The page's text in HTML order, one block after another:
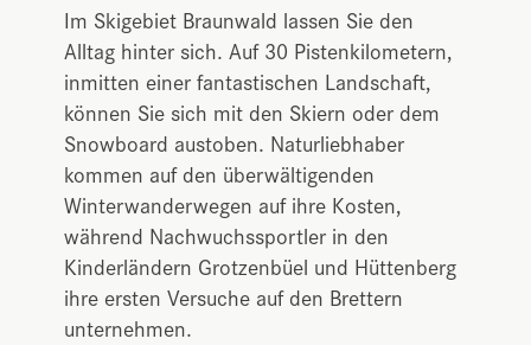
Im Skigebiet Braunwald lassen Sie den
Alltag hinter sich. Auf 30 Pistenkilometern,
inmitten einer fantastischen Landschaft,
können Sie sich mit den Skiern oder dem
Snowboard austoben. Naturliebhaber
kommen auf den überwältigenden
Winterwanderwegen auf ihre Kosten,
während Nachwuchssportler in den
Kinderländern Grotzenbüel und Hüttenberg
ihre ersten Versuche auf den Brettern
unternehmen.